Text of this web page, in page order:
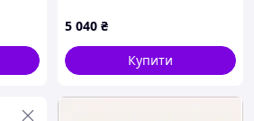
5 040 ₴
Купити